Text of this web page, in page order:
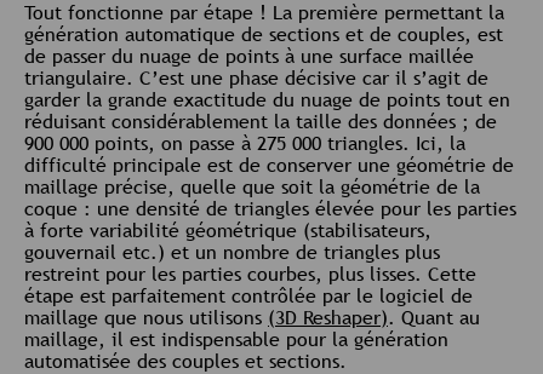
Tout fonctionne par étape ! La première permettant la
génération automatique de sections et de couples, est
de passer du nuage de points à une surface maillée
triangulaire. C’est une phase décisive car il s’agit de
garder la grande exactitude du nuage de points tout en
réduisant considérablement la taille des données ; de
900 000 points, on passe à 275 000 triangles. Ici, la
difficulté principale est de conserver une géométrie de
maillage précise, quelle que soit la géométrie de la
coque : une densité de triangles élevée pour les parties
à forte variabilité géométrique (stabilisateurs,
gouvernail etc.) et un nombre de triangles plus
restreint pour les parties courbes, plus lisses. Cette
étape est parfaitement contrôlée par le logiciel de
maillage que nous utilisons (3D Reshaper). Quant au
maillage, il est indispensable pour la génération
automatisée des couples et sections.